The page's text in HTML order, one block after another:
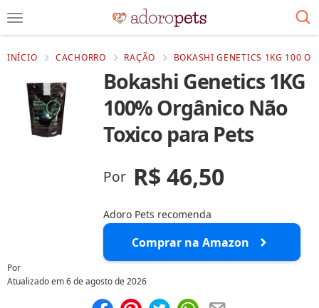
INÍCIO CACHORRO RAÇÃO BOKASHI GENETICS 1KG 100
Bokashi Genetics 1KG
100% Orgânico Não
Toxico para Pets
Por R$ 46,50
Adoro Pets recomenda
Comprar na Amazon
Por
Atualizado em6 de agosto de 2026